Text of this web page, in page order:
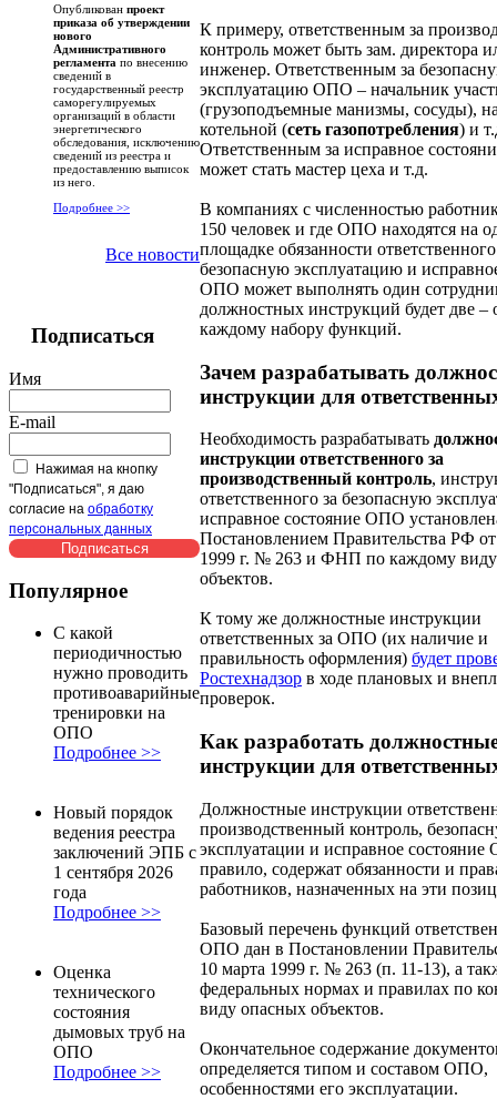
Опубликован проект
приказа об утверждении
нового
Административного
регламента по внесению
сведений в
государственный реестр
саморегулируемых
организаций в области
энергетического
обследования, исключению
сведений из реестра и
предоставлению выписок
из него.
Подробнее >>
Все новости
Подписаться
Имя
E-mail
Нажимая на кнопку
"Подписаться", я даю
согласие на обработку
персональных данных
Популярное
С какой
периодичностью
нужно проводить
противоаварийные
тренировки на
ОПО
Подробнее >>
Новый порядок
ведения реестра
заключений ЭПБ с
1 сентября 2026
года
Подробнее >>
Оценка
технического
состояния
дымовых труб на
ОПО
Подробнее >>
К примеру, ответственным за
контроль может быть зам. директора
инженер. Ответственным за
эксплуатацию ОПО – начальник
(грузоподъемные манизмы, сосуды),
котельной (сеть газопотребления) и
Ответственным за исправное
может стать мастер цеха и т.д.
В компаниях с численностью
150 человек и где ОПО находятся на
площадке обязанности ответственного
безопасную эксплуатацию и
ОПО может выполнять один
должностных инструкций будет две –
каждому набору функций.
Зачем разрабатывать
инструкции для
Необходимость разрабатывать
инструкции ответственного за
производственный контроль,
ответственного за безопасную
исправное состояние ОПО
Постановлением Правительства РФ
1999 г. № 263 и ФНП по каждому
объектов.
К тому же должностные инструкции
ответственных за ОПО (их наличие и
правильность оформления) будет
Ростехнадзор в ходе плановых и
проверок.
Как разработать
инструкции для
Должностные инструкции
производственный контроль,
эксплуатации и исправное
правило, содержат обязанности и
работников, назначенных на эти
Базовый перечень функций
ОПО дан в Постановлении
10 марта 1999 г. № 263 (п. 11-13), а
федеральных нормах и правилах по
виду опасных объектов.
Окончательное содержание
определяется типом и составом ОПО,
особенностями его эксплуатации.